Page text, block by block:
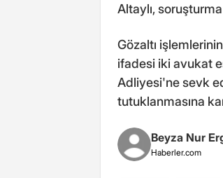
Altaylı,
Gözaltı
ifadesi iki avukat
Adliyesi'ne sevk
tutuklanmasına
Beyza Nur
Haberler.com